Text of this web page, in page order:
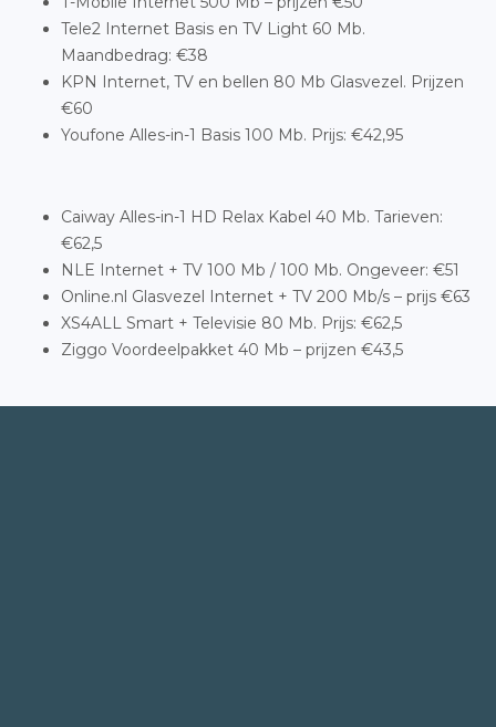
Tele2 Internet Basis en TV Light 60 Mb.
Maandbedrag: €38
KPN Internet, TV en bellen 80 Mb Glasvezel. Prijzen
€60
Youfone Alles-in-1 Basis 100 Mb. Prijs: €42,95
Caiway Alles-in-1 HD Relax Kabel 40 Mb. Tarieven:
€62,5
NLE Internet + TV 100 Mb / 100 Mb. Ongeveer: €51
Online.nl Glasvezel Internet + TV 200 Mb/s – prijs €63
XS4ALL Smart + Televisie 80 Mb. Prijs: €62,5
Ziggo Voordeelpakket 40 Mb – prijzen €43,5